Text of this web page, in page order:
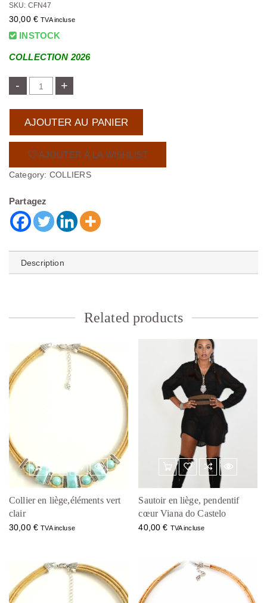
SKU: CFN47
30,00 € TVA incluse
INSTOCK
COLLECTION 2026
- +
AJOUTER AU PANIER
AJOUTER À LA WISHLIST
Category: COLLIERS
Partagez
Description
Related products
Collier en liège,éléments vert
clair
30,00 € TVA incluse
Sautoir en liège, pendentif
cœur Viana do Castelo
40,00€ TVA incluse